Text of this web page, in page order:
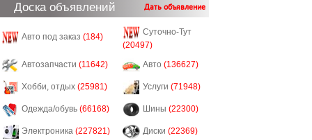
Доска объявлений Дать объявление
Авто под заказ (184)
Суточно-Тут
(20497)
Автозапчасти (11642) Авто (136627)
Хобби, отдых (25981) Услуги (71948)
Одежда/обувь (66168) Шины (22300)
Электроника (227821) Диски (22369)